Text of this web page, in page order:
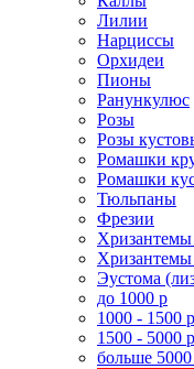
Лилии
Нарциссы
Орхидеи
Пионы
Ранункулюс
Розы
Розы
Ромашки
Ромашки
Тюльпаны
Фрезии
Хризантемы
Эустома
до 1000 р
1000 - 1500 р
1500 - 5000 р
больше